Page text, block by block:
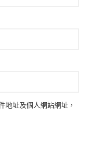
地址及個人網站網址，